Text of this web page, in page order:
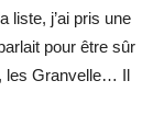
liste, j’ai pris une
pour être sûr
les Granvelle… Il